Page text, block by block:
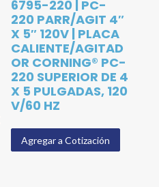
6795-220 | PC-
220 PARR/AGIT 4″
X 5″ 120V | PLACA
CALIENTE/AGITAD
OR CORNING® PC-
220 SUPERIOR DE 4
X 5 PULGADAS, 120
V/60 HZ
Agregar a Cotización